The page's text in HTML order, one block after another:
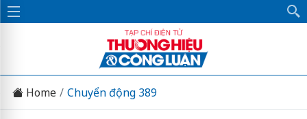
Home Chuyển động 389